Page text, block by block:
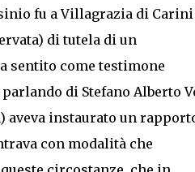
fu a Villagrazia di
di tutela di un
sentito come testimone
di Stefano Alberto
instaurato un
con modalità che